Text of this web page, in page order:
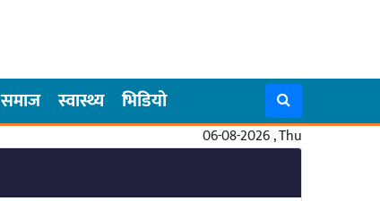
समाज स्वास्थ्य भिडियो
06-08-2026 , Thu